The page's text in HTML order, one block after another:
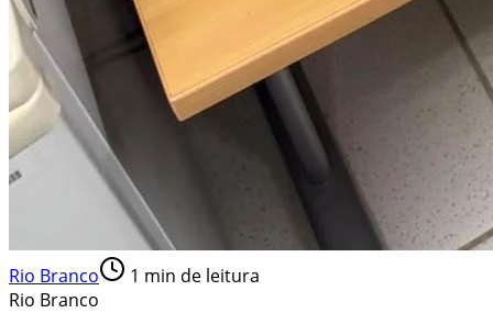
Rio Branco 1 min de leitura
Rio Branco